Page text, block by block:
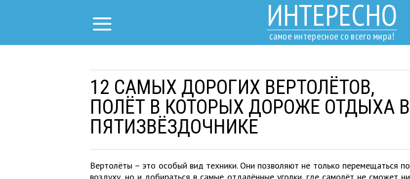
ИНТЕРЕСНО
самое интересное со всего мира!
12 САМЫХ ДОРОГИХ ВЕРТОЛЁТОВ,
ПОЛЁТ В КОТОРЫХ ДОРОЖЕ ОТДЫХА В
ПЯТИЗВЁЗДОЧНИКЕ
Вертолёты – это особый вид техники. Они позволяют не только перемещаться по